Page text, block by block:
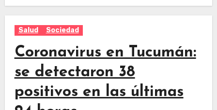
Salud Sociedad
Coronavirus en Tucumán:
se detectaron 38
positivos en las últimas